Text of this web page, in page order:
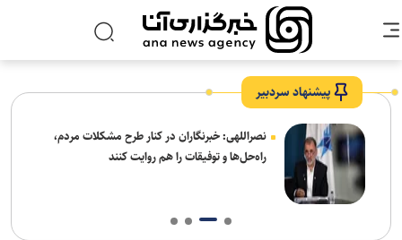
پیشنهاد سردبیر
نصراللهی: خبرنگاران در کنار طرح مشکلات مردم،
راه‌حل‌ها و توفیقات را هم روایت کنند